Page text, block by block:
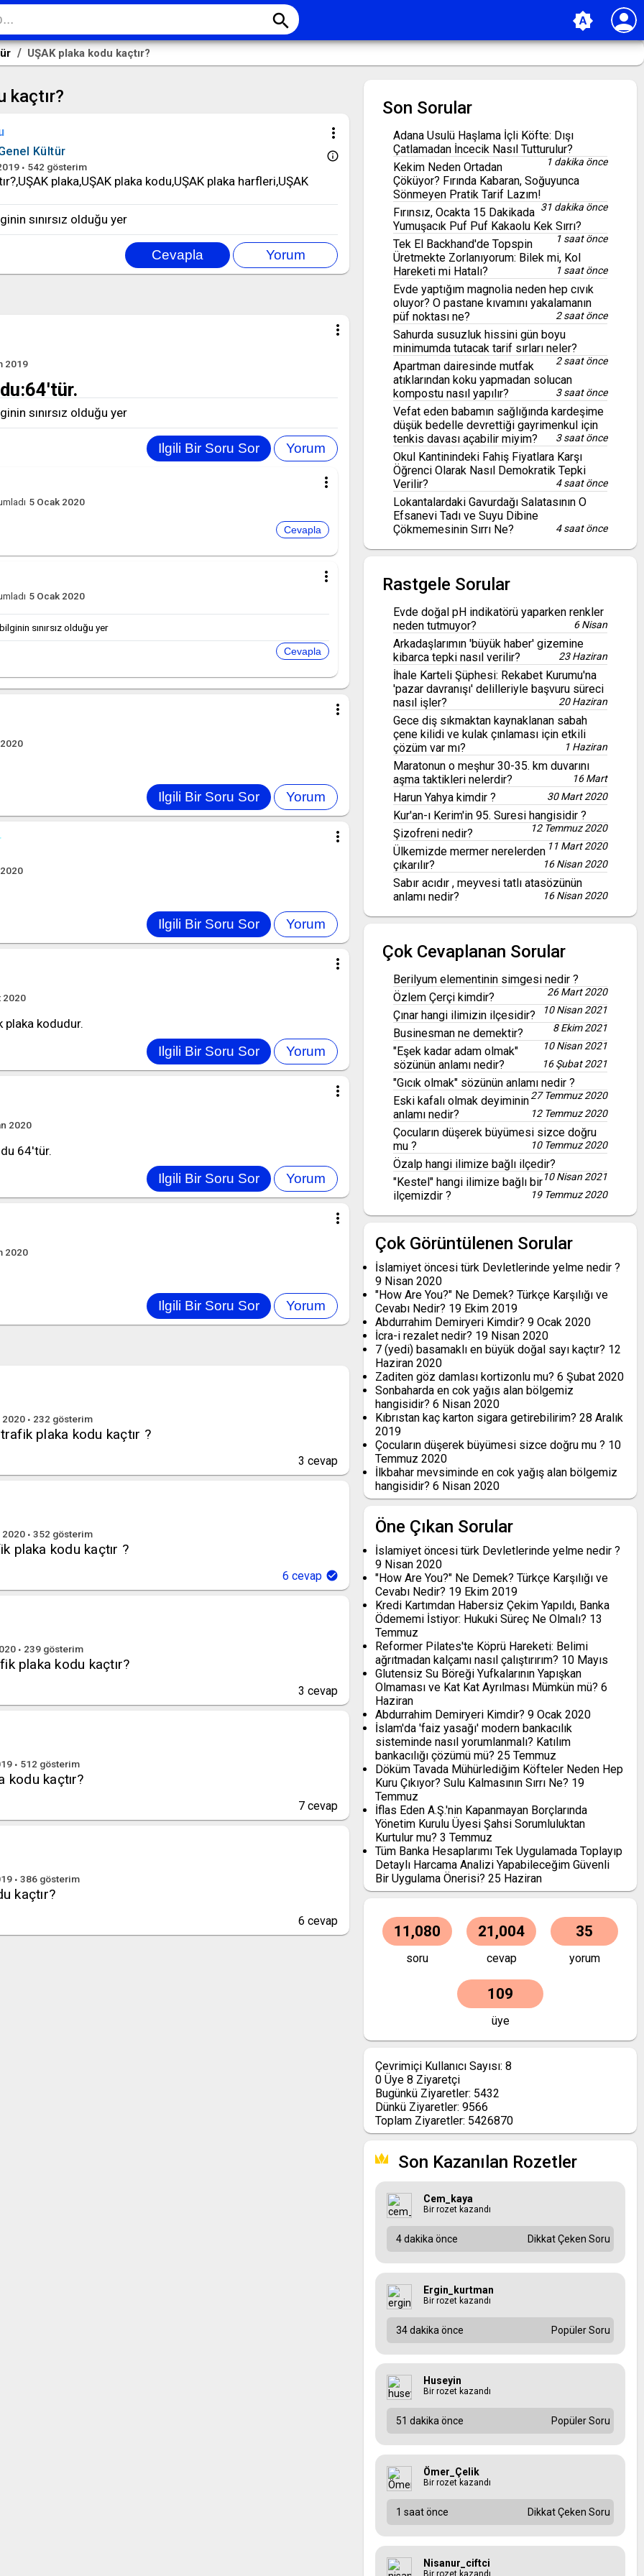
person
search brightness_auto
UŞAK plaka kodu kaçtır?
kaçtır?
more_vert
Kültür
542 gösterim
info_outline
plaka,UŞAK plaka kodu,UŞAK plaka harfleri,UŞAK
sınırsız olduğu yer
more_vert
2019
sınırsız olduğu yer
more_vert
5 Ocak 2020
more_vert
5 Ocak 2020
sınırsız olduğu yer
more_vert
more_vert
more_vert
2020
kodudur.
more_vert
2020
64'tür.
more_vert
2020
2020 232 gösterim
plaka kodu kaçtır ?
3 cevap
2020 352 gösterim
plaka kodu kaçtır ?
6 cevap
239 gösterim
plaka kodu kaçtır?
3 cevap
512 gösterim
kodu kaçtır?
7 cevap
386 gösterim
kaçtır?
6 cevap
Son Sorular
Adana Usulü Haşlama İçli Köfte: Dışı
Çatlamadan İncecik Nasıl Tutturulur?
1 dakika önce
Kekim Neden Ortadan
Çöküyor? Fırında Kabaran, Soğuyunca
Sönmeyen Pratik Tarif Lazım!
31 dakika önce
Fırınsız, Ocakta 15 Dakikada
Yumuşacık Puf Puf Kakaolu Kek Sırrı?
1 saat önce
Tek El Backhand'de Topspin
Üretmekte Zorlanıyorum: Bilek mi, Kol
Hareketi mi Hatalı?
1 saat önce
Evde yaptığım magnolia neden hep cıvık
oluyor? O pastane kıvamını yakalamanın
püf noktası ne?
2 saat önce
Sahurda susuzluk hissini gün boyu
minimumda tutacak tarif sırları neler?
2 saat önce
Apartman dairesinde mutfak
atıklarından koku yapmadan solucan
kompostu nasıl yapılır?
3 saat önce
Vefat eden babamın sağlığında kardeşime
düşük bedelle devrettiği gayrimenkul için
tenkis davası açabilir miyim?
3 saat önce
Okul Kantinindeki Fahiş Fiyatlara Karşı
Öğrenci Olarak Nasıl Demokratik Tepki
Verilir?
4 saat önce
Lokantalardaki Gavurdağı Salatasının O
Efsanevi Tadı ve Suyu Dibine
Çökmemesinin Sırrı Ne?
4 saat önce
Rastgele Sorular
Evde doğal pH indikatörü yaparken renkler
neden tutmuyor?
6 Nisan
Arkadaşlarımın 'büyük haber' gizemine
kibarca tepki nasıl verilir?
23 Haziran
İhale Karteli Şüphesi: Rekabet Kurumu'na
'pazar davranışı' delilleriyle başvuru süreci
nasıl işler?
20 Haziran
Gece diş sıkmaktan kaynaklanan sabah
çene kilidi ve kulak çınlaması için etkili
çözüm var mı?
1 Haziran
Maratonun o meşhur 30-35. km duvarını
aşma taktikleri nelerdir?
16 Mart
Harun Yahya kimdir ? 30 Mart 2020
Kur'an-ı Kerim'in 95. Suresi hangisidir ?
12 Temmuz 2020
Şizofreni nedir?
11 Mart 2020
Ülkemizde mermer nerelerden
çıkarılır?
16 Nisan 2020
Sabır acıdır , meyvesi tatlı atasözünün
anlamı nedir?
16 Nisan 2020
Çok Cevaplanan Sorular
Berilyum elementinin simgesi nedir ?
26 Mart 2020
Özlem Çerçi kimdir?
10 Nisan 2021
Çınar hangi ilimizin ilçesidir?
8 Ekim 2021
Businesman ne demektir?
10 Nisan 2021
"Eşek kadar adam olmak"
sözünün anlamı nedir?
16 Şubat 2021
"Gıcık olmak" sözünün anlamı nedir ?
27 Temmuz 2020
Eski kafalı olmak deyiminin
anlamı nedir?
12 Temmuz 2020
Çocuların düşerek büyümesi sizce doğru
mu ?
10 Temmuz 2020
Özalp hangi ilimize bağlı ilçedir?
10 Nisan 2021
"Kestel" hangi ilimize bağlı bir
ilçemizdir ?
19 Temmuz 2020
Çok Görüntülenen Sorular
İslamiyet öncesi türk Devletlerinde yelme nedir ?
9 Nisan 2020
"How Are You?" Ne Demek? Türkçe Karşılığı ve
Cevabı Nedir? 19 Ekim 2019
Abdurrahim Demiryeri Kimdir? 9 Ocak 2020
İcra-i rezalet nedir? 19 Nisan 2020
7 (yedi) basamaklı en büyük doğal sayı kaçtır? 12
Haziran 2020
Zaditen göz damlası kortizonlu mu? 6 Şubat 2020
Sonbaharda en cok yağıs alan bölgemiz
hangisidir? 6 Nisan 2020
Kıbrıstan kaç karton sigara getirebilirim? 28 Aralık
2019
Çocuların düşerek büyümesi sizce doğru mu ? 10
Temmuz 2020
İlkbahar mevsiminde en cok yağış alan bölgemiz
hangisidir? 6 Nisan 2020
Öne Çıkan Sorular
İslamiyet öncesi türk Devletlerinde yelme nedir ?
9 Nisan 2020
"How Are You?" Ne Demek? Türkçe Karşılığı ve
Cevabı Nedir? 19 Ekim 2019
Kredi Kartımdan Habersiz Çekim Yapıldı, Banka
Ödememi İstiyor: Hukuki Süreç Ne Olmalı? 13
Temmuz
Reformer Pilates'te Köprü Hareketi: Belimi
ağrıtmadan kalçamı nasıl çalıştırırım? 10 Mayıs
Glutensiz Su Böreği Yufkalarının Yapışkan
Olmaması ve Kat Kat Ayrılması Mümkün mü? 6
Haziran
Abdurrahim Demiryeri Kimdir? 9 Ocak 2020
İslam'da 'faiz yasağı' modern bankacılık
sisteminde nasıl yorumlanmalı? Katılım
bankacılığı çözümü mü? 25 Temmuz
Döküm Tavada Mühürlediğim Köfteler Neden Hep
Kuru Çıkıyor? Sulu Kalmasının Sırrı Ne? 19
Temmuz
İflas Eden A.Ş.'nin Kapanmayan Borçlarında
Yönetim Kurulu Üyesi Şahsi Sorumluluktan
Kurtulur mu? 3 Temmuz
Tüm Banka Hesaplarımı Tek Uygulamada Toplayıp
Detaylı Harcama Analizi Yapabileceğim Güvenli
Bir Uygulama Önerisi? 25 Haziran
11,080
soru
21,004
cevap
35
yorum
109
üye
Çevrimiçi Kullanıcı Sayısı: 8
0 Üye 8 Ziyaretçi
Bugünkü Ziyaretler: 5432
Dünkü Ziyaretler: 9566
Toplam Ziyaretler: 5426870
Son Kazanılan Rozetler
Cem_kaya
Bir rozet kazandı
4 dakika önce Dikkat Çeken Soru
Ergin_kurtman
Bir rozet kazandı
34 dakika önce Popüler Soru
Huseyin
Bir rozet kazandı
51 dakika önce Popüler Soru
Ömer_Çelik
Bir rozet kazandı
1 saat önce Dikkat Çeken Soru
Nisanur_ciftci
Bir rozet kazandı